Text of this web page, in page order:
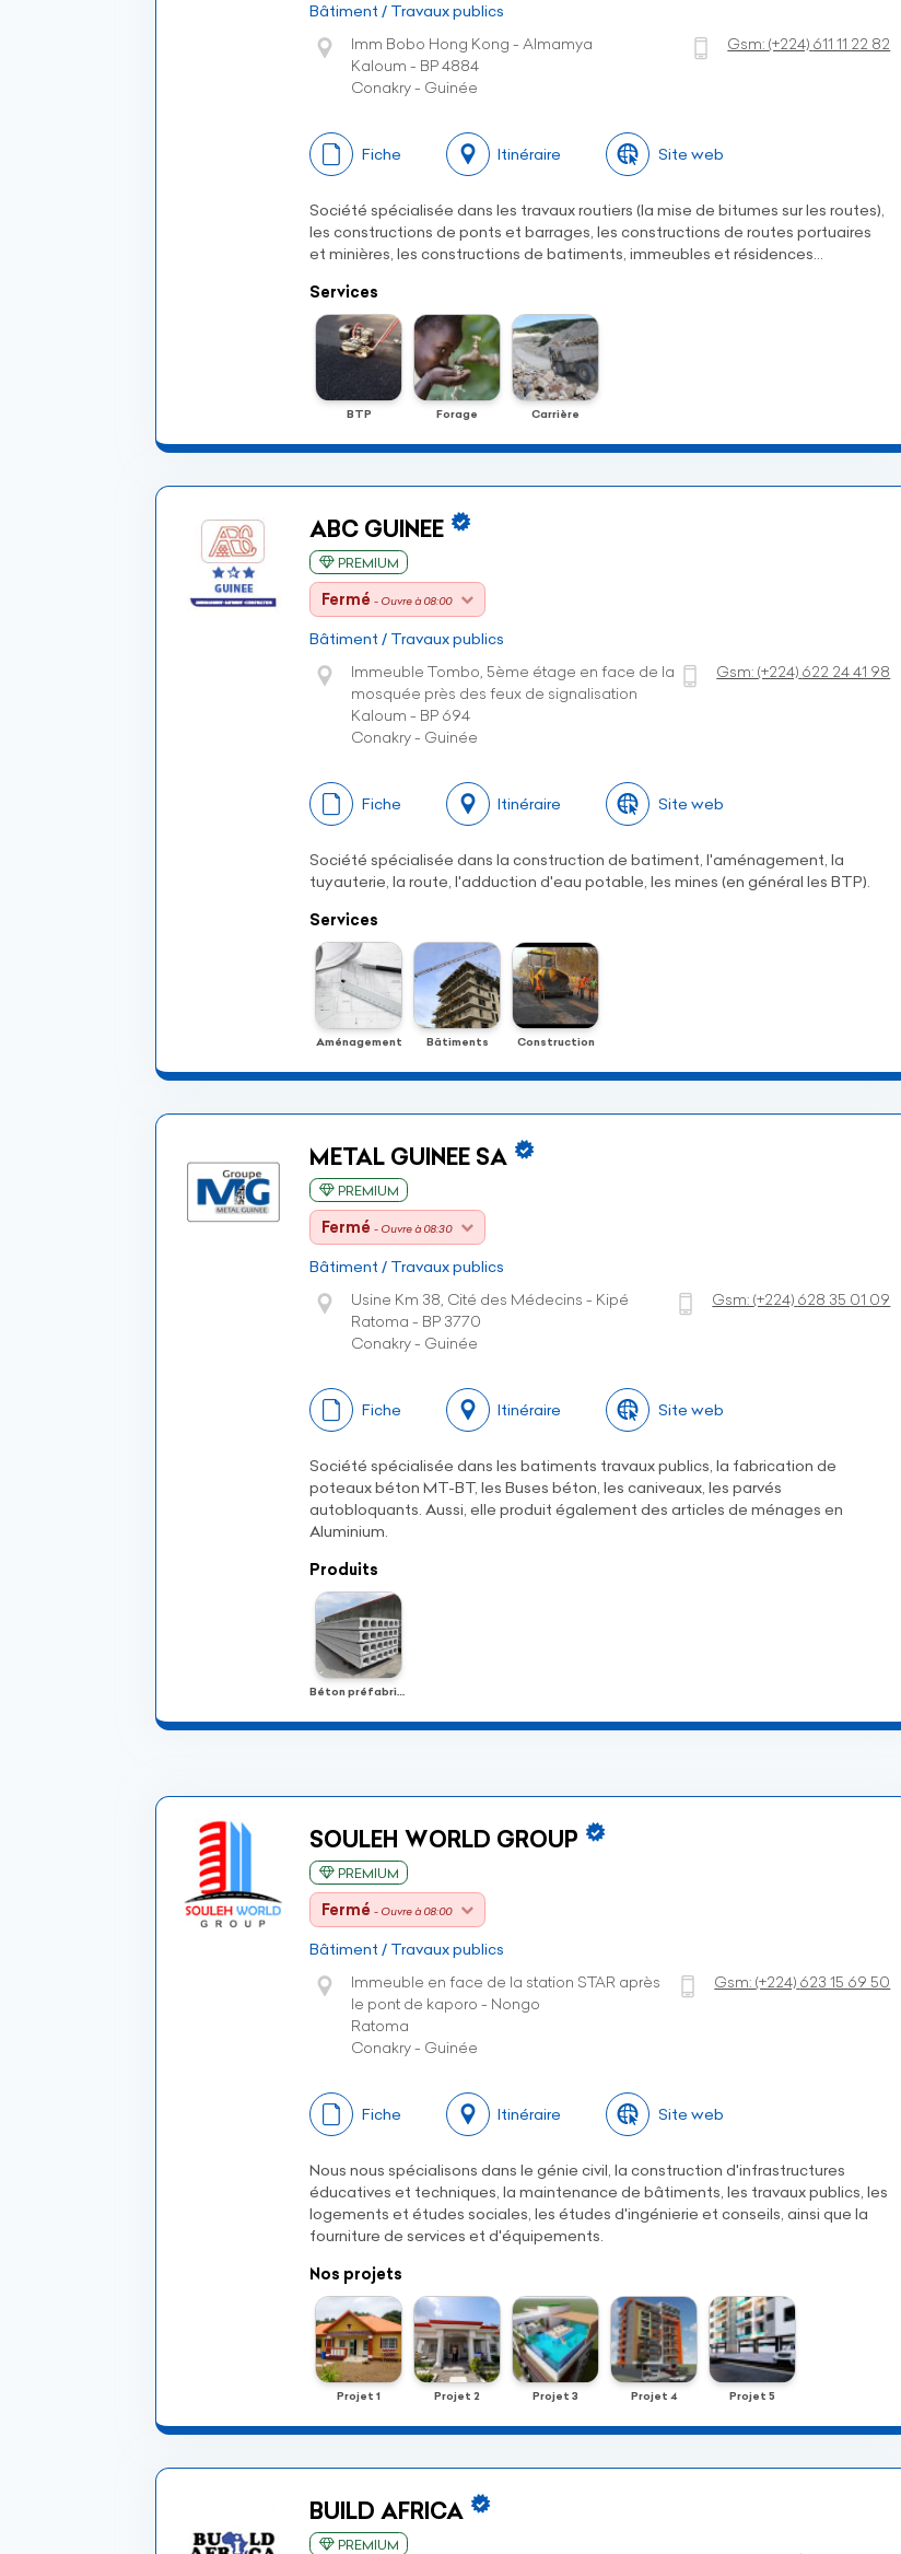
Bâtiment / Travaux publics
Imm Bobo Hong Kong - Almamya
Kaloum - BP 4884
Conakry - Guinée
Gsm:(+224) 611 11 22 82
Fiche Itinéraire Site web
Société spécialisée dans les travaux routiers (la mise de bitumes sur les routes),
les constructions de ponts et barrages, les constructions de routes portuaires
et minières, les constructions de batiments, immeubles et résidences...
Services
BTP Forage Carrière
ABC GUINEE
PREMIUM
Fermé - Ouvre à 08:00
Bâtiment / Travaux publics
Immeuble Tombo, 5ème étage en face de la
mosquée près des feux de signalisation
Kaloum - BP 694
Conakry - Guinée
Gsm:(+224) 622 24 41 98
Fiche Itinéraire Site web
Société spécialisée dans la construction de batiment, l'aménagement, la
tuyauterie, la route, l'adduction d'eau potable, les mines (en général les BTP).
Services
Aménagement Bâtiments Construction
METAL GUINEE SA
PREMIUM
Fermé - Ouvre à 08:30
Bâtiment / Travaux publics
Usine Km 38, Cité des Médecins - Kipé
Ratoma - BP 3770
Conakry - Guinée
Gsm:(+224) 628 35 01 09
Fiche Itinéraire Site web
Société spécialisée dans les batiments travaux publics, la fabrication de
poteaux béton MT-BT, les Buses béton, les caniveaux, les parvés
autobloquants. Aussi, elle produit également des articles de ménages en
Aluminium.
Produits
Béton préfabriqué
SOULEH WORLD GROUP
PREMIUM
Fermé - Ouvre à 08:00
Bâtiment / Travaux publics
Immeuble en face de la station STAR après
le pont de kaporo - Nongo
Ratoma
Conakry - Guinée
Gsm:(+224) 623 15 69 50
Fiche Itinéraire Site web
Nous nous spécialisons dans le génie civil, la construction d'infrastructures
éducatives et techniques, la maintenance de bâtiments, les travaux publics, les
logements et études sociales, les études d'ingénierie et conseils, ainsi que la
fourniture de services et d'équipements.
Nos projets
Projet 1 Projet 2 Projet 3 Projet 4 Projet 5
BUILD AFRICA
PREMIUM